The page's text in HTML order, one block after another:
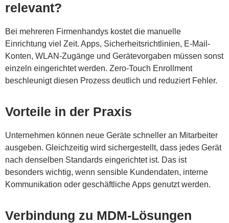
relevant?
Bei mehreren Firmenhandys kostet die manuelle
Einrichtung viel Zeit. Apps, Sicherheitsrichtlinien, E-Mail-
Konten, WLAN-Zugänge und Gerätevorgaben müssen sonst
einzeln eingerichtet werden. Zero-Touch Enrollment
beschleunigt diesen Prozess deutlich und reduziert Fehler.
Vorteile in der Praxis
Unternehmen können neue Geräte schneller an Mitarbeiter
ausgeben. Gleichzeitig wird sichergestellt, dass jedes Gerät
nach denselben Standards eingerichtet ist. Das ist
besonders wichtig, wenn sensible Kundendaten, interne
Kommunikation oder geschäftliche Apps genutzt werden.
Verbindung zu MDM-Lösungen